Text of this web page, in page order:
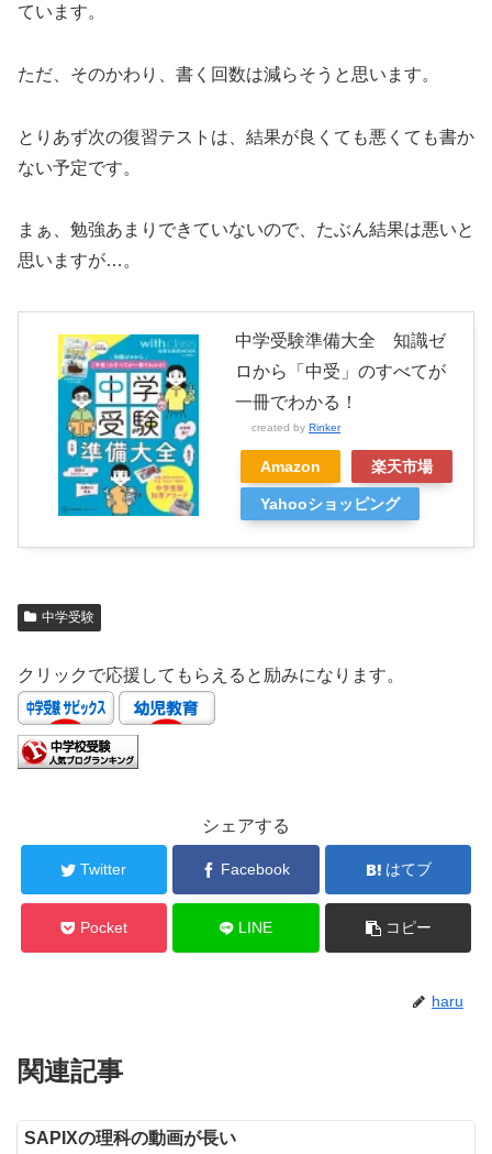
ています。
ただ、そのかわり、書く回数は減らそうと思います。
とりあず次の復習テストは、結果が良くても悪くても書か
ない予定です。
まぁ、勉強あまりできていないので、たぶん結果は悪いと
思いますが…。
中学受験準備大全 知識ゼ
ロから「中受」のすべてが
一冊でわかる！
created by Rinker
Amazon 楽天市場
Yahooショッピング
中学受験
クリックで応援してもらえると励みになります。
シェアする
Twitter Facebook はてブ
Pocket LINE コピー
haru
関連記事
SAPIXの理科の動画が長い